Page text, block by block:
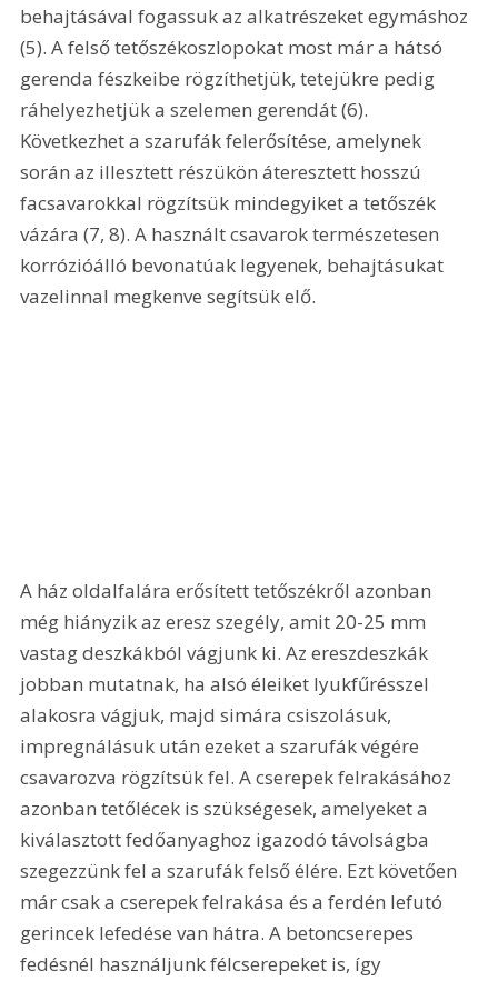
behajtásával fogassuk az alkatrészeket egymáshoz
(5). A felső tetőszékoszlopokat most már a hátsó
gerenda fészkeibe rögzíthetjük, tetejükre pedig
ráhelyezhetjük a szelemen gerendát (6).
Következhet a szarufák felerősítése, amelynek
során az illesztett részükön áteresztett hosszú
facsavarokkal rögzítsük mindegyiket a tetőszék
vázára (7, 8). A használt csavarok természetesen
korrózióálló bevonatúak legyenek, behajtásukat
vazelinnal megkenve segítsük elő.
A ház oldalfalára erősített tetőszékről azonban
még hiányzik az eresz szegély, amit 20-25 mm
vastag deszkákból vágjunk ki. Az ereszdeszkák
jobban mutatnak, ha alsó éleiket lyukfűrésszel
alakosra vágjuk, majd simára csiszolásuk,
impregnálásuk után ezeket a szarufák végére
csavarozva rögzítsük fel. A cserepek felrakásához
azonban tetőlécek is szükségesek, amelyeket a
kiválasztott fedőanyaghoz igazodó távolságba
szegezzünk fel a szarufák felső élére. Ezt követően
már csak a cserepek felrakása és a ferdén lefutó
gerincek lefedése van hátra. A betoncserepes
fedésnél használjunk félcserepeket is, így